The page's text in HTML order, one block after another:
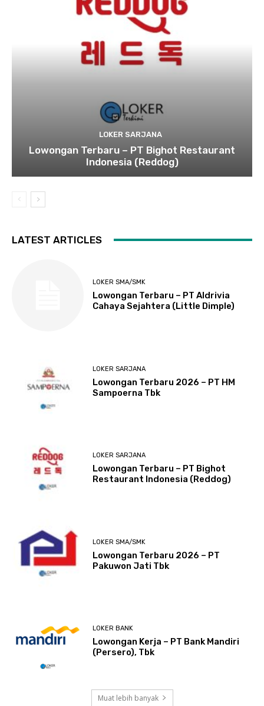
LOKER SARJANA
Lowongan Terbaru – PT Bighot Restaurant
Indonesia (Reddog)
LATEST ARTICLES
LOKER SMA/SMK
Lowongan Terbaru – PT Aldrivia
Cahaya Sejahtera (Little Dimple)
LOKER SARJANA
Lowongan Terbaru 2026 – PT HM
Sampoerna Tbk
LOKER SARJANA
Lowongan Terbaru – PT Bighot
Restaurant Indonesia (Reddog)
LOKER SMA/SMK
Lowongan Terbaru 2026 – PT
Pakuwon Jati Tbk
LOKER BANK
Lowongan Kerja – PT Bank Mandiri
(Persero), Tbk
Muat lebih banyak